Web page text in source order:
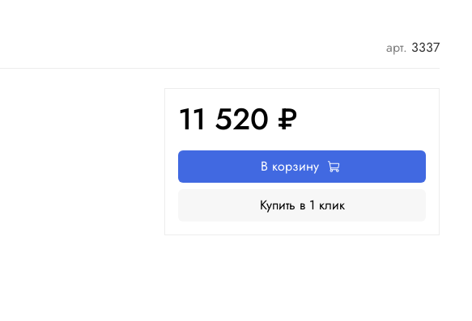
арт. 3337
11 520 ₽
В корзину
Купить в 1 клик